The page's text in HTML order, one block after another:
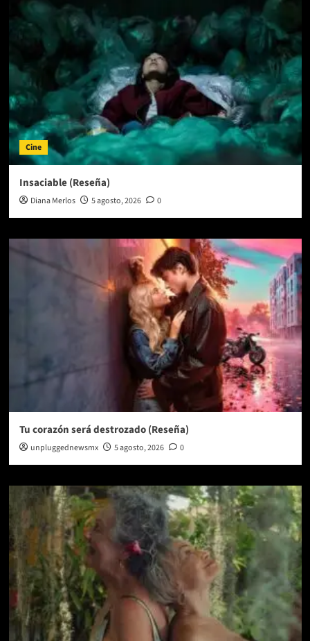
Cine
Insaciable (Reseña)
Diana Merlos 5 agosto, 2026 0
Tu corazón será destrozado (Reseña)
unpluggednewsmx 5 agosto, 2026 0